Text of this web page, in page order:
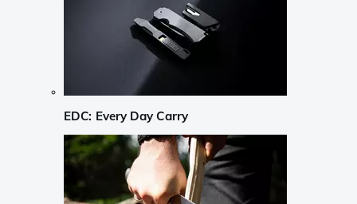
EDC: Every Day Carry